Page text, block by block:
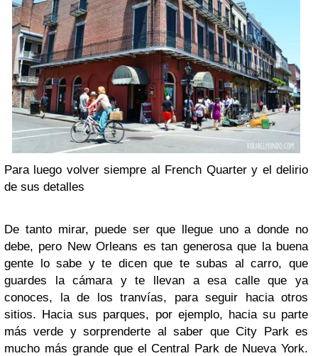
Para luego volver siempre al French Quarter y el delirio
de sus detalles
De tanto mirar, puede ser que llegue uno a donde no
debe, pero New Orleans es tan generosa que la buena
gente lo sabe y te dicen que te subas al carro, que
guardes la cámara y te llevan a esa calle que ya
conoces, la de los tranvías, para seguir hacia otros
sitios. Hacia sus parques, por ejemplo, hacia su parte
más verde y sorprenderte al saber que City Park es
mucho más grande que el Central Park de Nueva York.